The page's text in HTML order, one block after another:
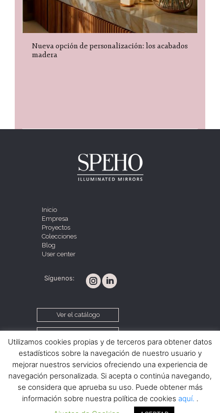
Nueva opción de personalización: los acabados
madera
Inicio
Empresa
Proyectos
Colecciones
Blog
User center
Síguenos:
Ver el catálogo
Política de cookies
Aviso legal
Condiciones de venta
Utilizamos cookies propias y de terceros para obtener datos
estadísticos sobre la navegación de nuestro usuario y
mejorar nuestros servicios ofreciendo una experiencia de
navegación personalizada. Si acepta o continúa navegando,
se considera que aprueba su uso. Puede obtener más
información sobre nuestra política de cookies aquí. .